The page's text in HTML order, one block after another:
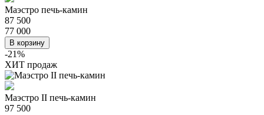
Маэстро печь-камин
87 500
77 000
В корзину
-21%
ХИТ продаж
Маэстро II печь-камин
97 500